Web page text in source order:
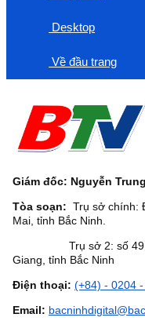
Desktop
Về đầu trang
Giám đốc: Nguyễn
Tòa soạn: Trụ sở chính:
Mai, tỉnh Bắc Ninh.
Trụ sở 2: số 49
Giang, tỉnh Bắc Ninh
Điện thoại: (+84) - 0204
Email: